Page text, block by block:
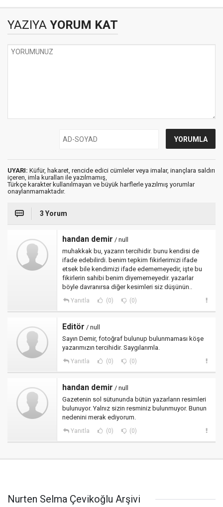
YAZIYA YORUM KAT
UYARI: Küfür, hakaret, rencide edici cümleler veya imalar, inançlara saldırı
içeren, imla kuralları ile yazılmamış,
Türkçe karakter kullanılmayan ve büyük harflerle yazılmış yorumlar
onaylanmamaktadır.
3 Yorum
handan demir / null
muhakkak bu, yazarın tercihidir. bunu kendisi de
ifade edebilirdi. benim tepkim fikirlerimizi ifade
etsek bile kendimizi ifade edememeyedir, işte bu
fikirlerin sahibi benim diyememeyedir. yazarlar
böyle davranırsa diğer kesimleri siz düşünün..
Yanıtla (0) (0)
Editör / null
Sayın Demir, fotoğraf bulunup bulunmaması köşe
yazarımızın tercihidir. Saygılarımla.
Yanıtla (0) (0)
handan demir / null
Gazetenin sol sütununda bütün yazarların resimleri
bulunuyor. Yalnız sizin resminiz bulunmuyor. Bunun
nedenini merak ediyorum.
Yanıtla (0) (0)
Nurten Selma Çevikoğlu Arşivi